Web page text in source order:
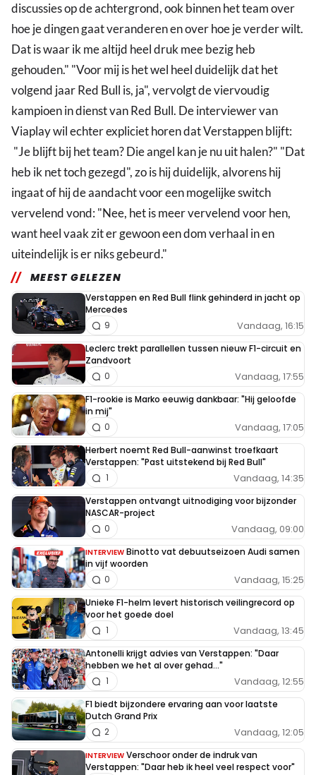
discussies op de achtergrond, ook binnen het team over
hoe je dingen gaat veranderen en over hoe je verder wilt.
Dat is waar ik me altijd heel druk mee bezig heb
gehouden." "Voor mij is het wel heel duidelijk dat het
volgend jaar Red Bull is, ja", vervolgt de viervoudig
kampioen in dienst van Red Bull. De interviewer van
Viaplay wil echter expliciet horen dat Verstappen blijft:
"Je blijft bij het team? Die angel kan je nu uit halen?" "Dat
heb ik net toch gezegd", zo is hij duidelijk, alvorens hij
ingaat of hij de aandacht voor een mogelijke switch
vervelend vond: "Nee, het is meer vervelend voor hen,
want heel vaak zit er gewoon een dom verhaal in en
uiteindelijk is er niks gebeurd."
MEEST GELEZEN
Verstappen en Red Bull flink gehinderd in jacht op
Mercedes
Vandaag, 16:15
9
Leclerc trekt parallellen tussen nieuw F1-circuit en
Zandvoort
Vandaag, 17:55
0
F1-rookie is Marko eeuwig dankbaar: "Hij geloofde
in mij"
Vandaag, 17:05
0
Herbert noemt Red Bull-aanwinst troefkaart
Verstappen: "Past uitstekend bij Red Bull"
Vandaag, 14:35
1
Verstappen ontvangt uitnodiging voor bijzonder
NASCAR-project
Vandaag, 09:00
0
INTERVIEW Binotto vat debuutseizoen Audi samen
in vijf woorden
Vandaag, 15:25
0
Unieke F1-helm levert historisch veilingrecord op
voor het goede doel
Vandaag, 13:45
1
Antonelli krijgt advies van Verstappen: "Daar
hebben we het al over gehad..."
Vandaag, 12:55
1
F1 biedt bijzondere ervaring aan voor laatste
Dutch Grand Prix
Vandaag, 12:05
2
INTERVIEW Verschoor onder de indruk van
Verstappen: "Daar heb ik heel veel respect voor"